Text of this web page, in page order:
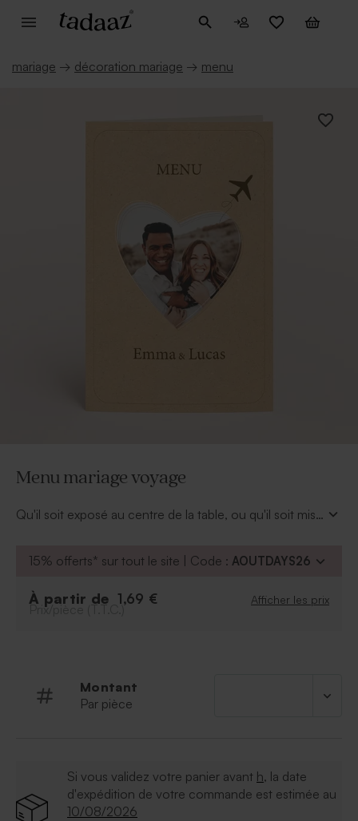
mariage → décoration mariage → menu
Menu mariage voyage
Qu'il soit exposé au centre de la table, ou qu'il soit mise
fonction de votre thème et à personnaliser de vos
15% offerts* sur tout le site | Code : AOUTDAYS26
À partir de 1,69 € Afficher les prix
Prix/pièce (T.T.C.)
Montant
Par pièce
Si vous validez votre panier avant h, la date
d'expédition de votre commande est estimée au
10/08/2026